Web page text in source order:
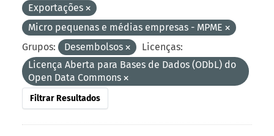
Exportações
Micro pequenas e médias empresas - MPME
Grupos:
Desembolsos
Licenças:
Licença Aberta para Bases de Dados (ODbL) do
Open Data Commons
Filtrar Resultados